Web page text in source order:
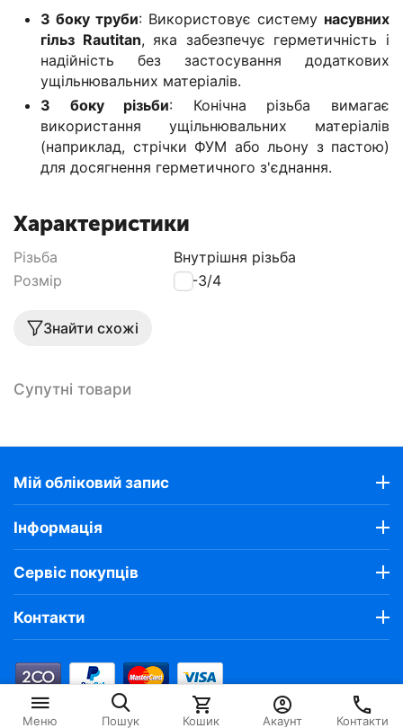
З боку труби: Використовує систему насувних
гільз Rautitan, яка забезпечує герметичність і
надійність без застосування додаткових
ущільнювальних матеріалів.
З боку різьби: Конічна різьба вимагає
використання ущільнювальних матеріалів
(наприклад, стрічки ФУМ або льону з пастою)
для досягнення герметичного з'єднання.
Характеристики
Різьба
Внутрішня різьба
Розмір
32-3/4
Знайти схожі
Супутні товари
Мій обліковий запис
Інформація
Сервіс покупців
Контакти
‍672‍ Грн. Грн. У кошик
Меню Пошук Кошик Акаунт Контакти